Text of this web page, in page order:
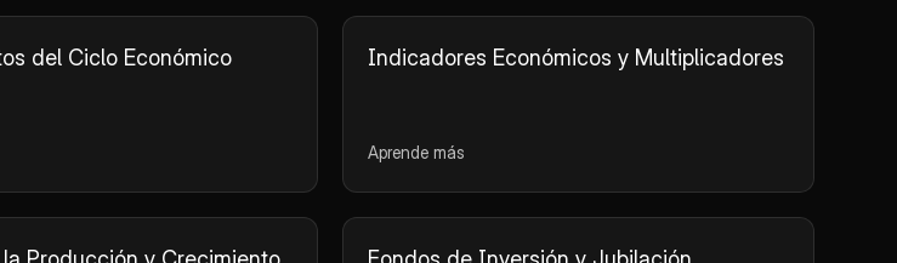
del Ciclo Económico Indicadores Económicos y Multiplicadores
Aprende más